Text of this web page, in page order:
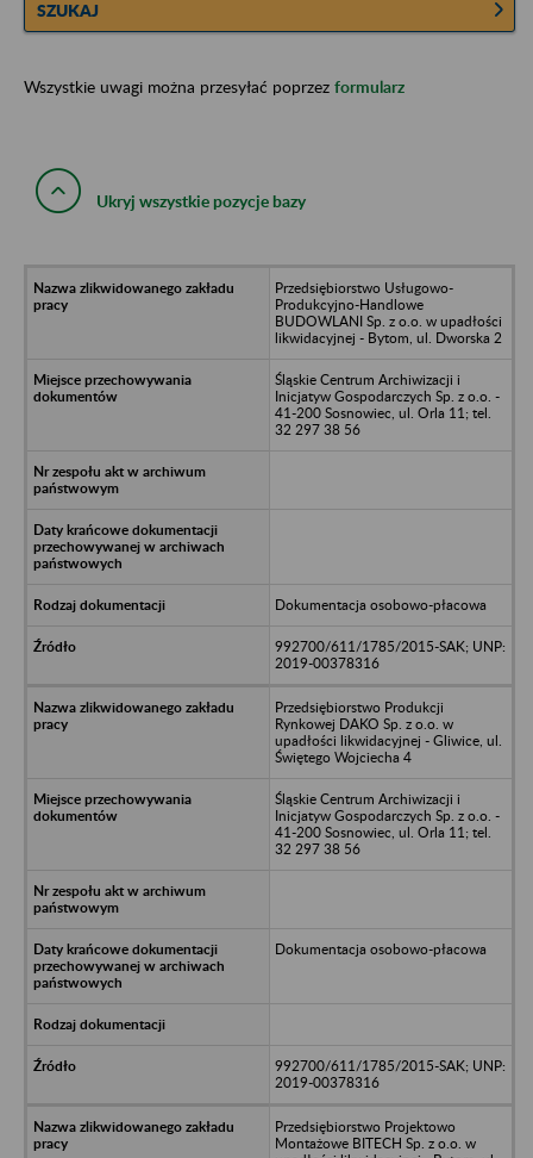
SZUKAJ
Wszystkie uwagi można przesyłać poprzez formularz
Ukryj wszystkie pozycje bazy
Przedsiębiorstwo Usługowo-
Produkcyjno-Handlowe
BUDOWLANI Sp. z o.o. w upadłości
likwidacyjnej - Bytom, ul. Dworska 2
Śląskie Centrum Archiwizacji i
Inicjatyw Gospodarczych Sp. z o.o. -
41-200 Sosnowiec, ul. Orla 11; tel.
32 297 38 56
Dokumentacja osobowo-płacowa
992700/611/1785/2015-SAK; UNP:
2019-00378316
Przedsiębiorstwo Produkcji
Rynkowej DAKO Sp. z o.o. w
upadłości likwidacyjnej - Gliwice, ul.
Świętego Wojciecha 4
Śląskie Centrum Archiwizacji i
Inicjatyw Gospodarczych Sp. z o.o. -
41-200 Sosnowiec, ul. Orla 11; tel.
32 297 38 56
Dokumentacja osobowo-płacowa
992700/611/1785/2015-SAK; UNP:
2019-00378316
Przedsiębiorstwo Projektowo
Montażowe BITECH Sp. z o.o. w